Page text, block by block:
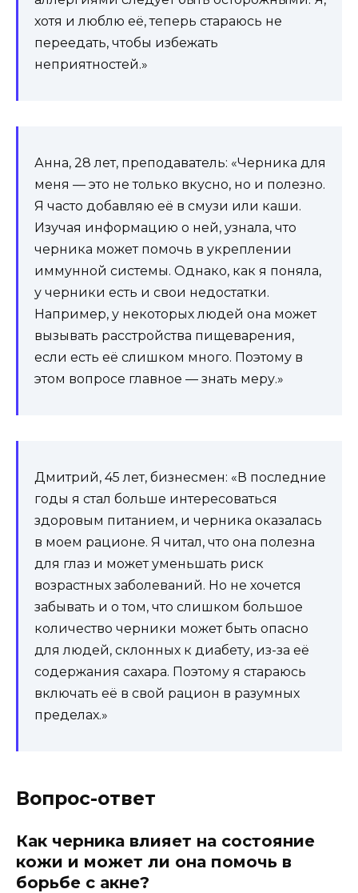
хотя и люблю её, теперь стараюсь не
переедать, чтобы избежать
неприятностей.»
Анна, 28 лет, преподаватель: «Черника для
меня — это не только вкусно, но и полезно.
Я часто добавляю её в смузи или каши.
Изучая информацию о ней, узнала, что
черника может помочь в укреплении
иммунной системы. Однако, как я поняла,
у черники есть и свои недостатки.
Например, у некоторых людей она может
вызывать расстройства пищеварения,
если есть её слишком много. Поэтому в
этом вопросе главное — знать меру.»
Дмитрий, 45 лет, бизнесмен: «В последние
годы я стал больше интересоваться
здоровым питанием, и черника оказалась
в моем рационе. Я читал, что она полезна
для глаз и может уменьшать риск
возрастных заболеваний. Но не хочется
забывать и о том, что слишком большое
количество черники может быть опасно
для людей, склонных к диабету, из-за её
содержания сахара. Поэтому я стараюсь
включать её в свой рацион в разумных
пределах.»
Вопрос-ответ
Как черника влияет на состояние
кожи и может ли она помочь в
борьбе с акне?